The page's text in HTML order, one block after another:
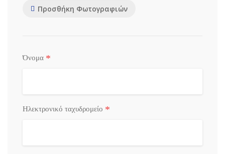
Προσθήκη Φωτογραφιών
Όνομα *
Ηλεκτρονικό ταχυδρομείο *